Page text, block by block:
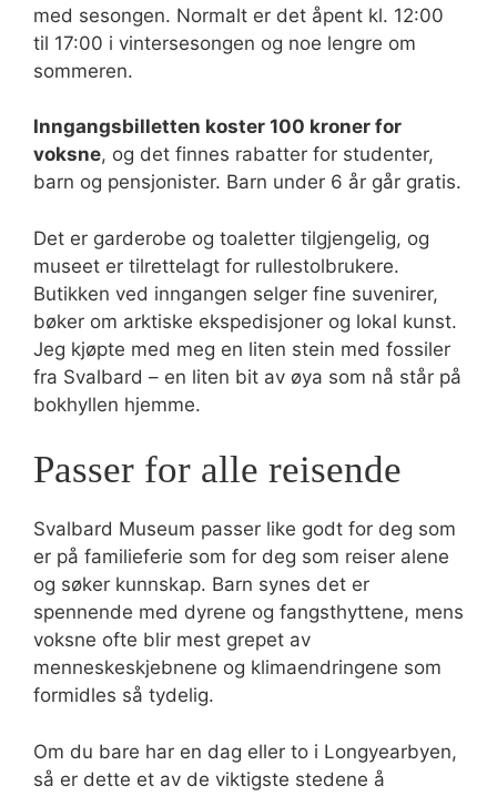
med sesongen. Normalt er det åpent kl. 12:00
til 17:00 i vintersesongen og noe lengre om
sommeren.
Inngangsbilletten koster 100 kroner for
voksne, og det finnes rabatter for studenter,
barn og pensjonister. Barn under 6 år går gratis.
Det er garderobe og toaletter tilgjengelig, og
museet er tilrettelagt for rullestolbrukere.
Butikken ved inngangen selger fine suvenirer,
bøker om arktiske ekspedisjoner og lokal kunst.
Jeg kjøpte med meg en liten stein med fossiler
fra Svalbard – en liten bit av øya som nå står på
bokhyllen hjemme.
Passer for alle reisende
Svalbard Museum passer like godt for deg som
er på familieferie som for deg som reiser alene
og søker kunnskap. Barn synes det er
spennende med dyrene og fangsthyttene, mens
voksne ofte blir mest grepet av
menneskeskjebnene og klimaendringene som
formidles så tydelig.
Om du bare har en dag eller to i Longyearbyen,
så er dette et av de viktigste stedene å